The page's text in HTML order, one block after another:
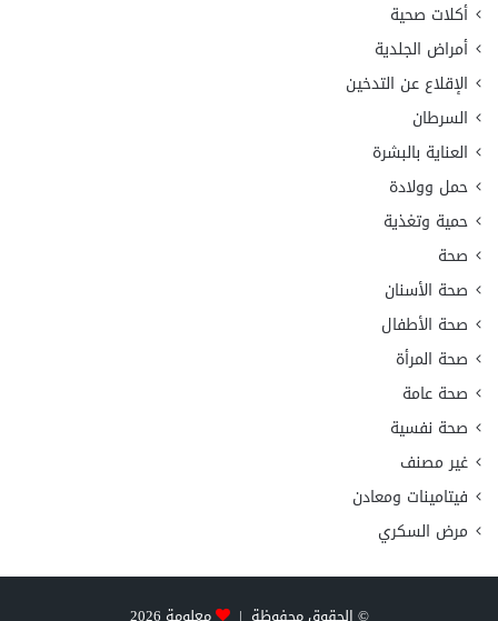
أكلات صحية
أمراض الجلدية
الإقلاع عن التدخين
السرطان
العناية بالبشرة
حمل وولادة
حمية وتغذية
صحة
صحة الأسنان
صحة الأطفال
صحة المرأة
صحة عامة
صحة نفسية
غير مصنف
فيتامينات ومعادن
مرض السكري